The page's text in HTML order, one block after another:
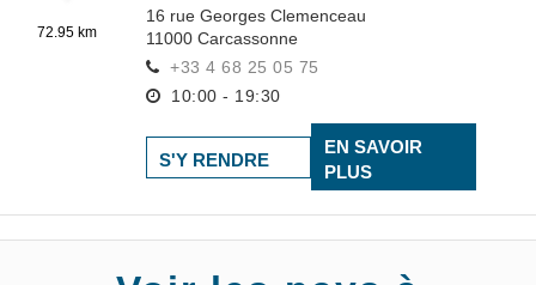
72.95 km
16 rue Georges Clemenceau
11000 Carcassonne
+33 4 68 25 05 75
10:00 - 19:30
EN SAVOIR
PLUS
S'Y RENDRE